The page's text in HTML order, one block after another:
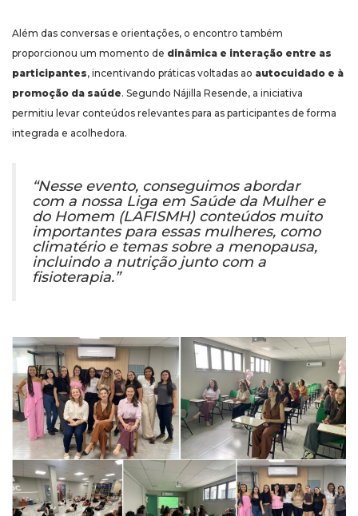
Além das conversas e orientações, o encontro também
proporcionou um momento de dinâmica e interação entre as
participantes, incentivando práticas voltadas ao autocuidado e à
promoção da saúde. Segundo Nájilla Resende, a iniciativa
permitiu levar conteúdos relevantes para as participantes de forma
integrada e acolhedora.
“Nesse evento, conseguimos abordar
com a nossa Liga em Saúde da Mulher e
do Homem (LAFISMH) conteúdos muito
importantes para essas mulheres, como
climatério e temas sobre a menopausa,
incluindo a nutrição junto com a
fisioterapia.”